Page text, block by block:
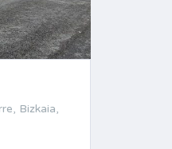
Bizkaia,